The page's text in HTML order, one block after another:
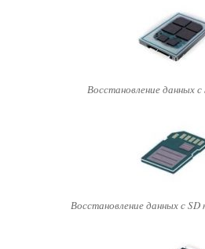
Восстановление данных
Восстановление данных с